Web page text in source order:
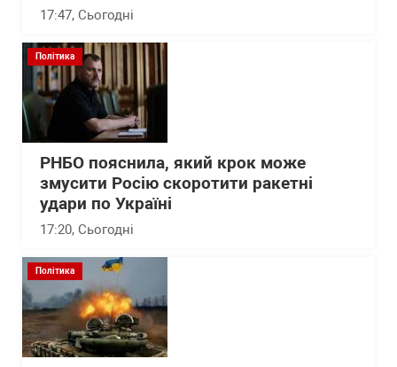
17:47, Сьогодні
Політика
РНБО пояснила, який крок може
змусити Росію скоротити ракетні
удари по Україні
17:20, Сьогодні
Політика